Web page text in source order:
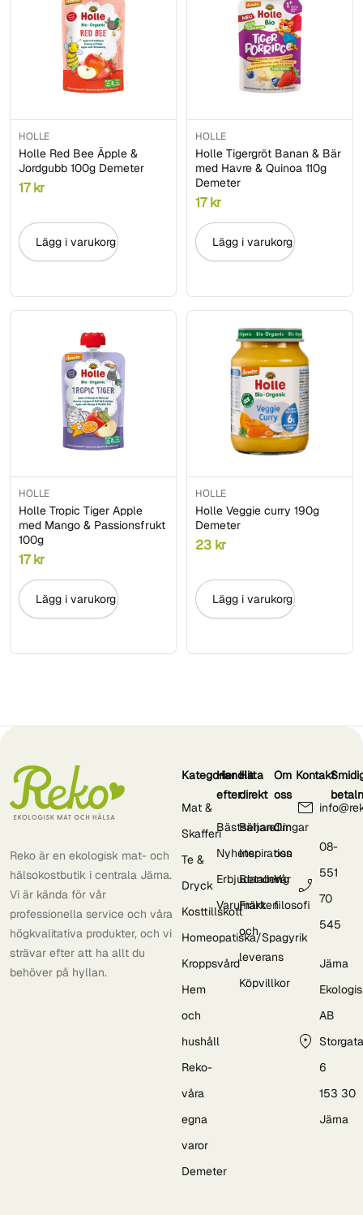
HOLLE
Holle Red Bee Äpple &
Jordgubb 100g Demeter
17kr
Lägg i varukorg
HOLLE
Holle Tigergröt Banan & Bär
med Havre & Quinoa 110g
Demeter
17kr
Lägg i varukorg
HOLLE
Holle Tropic Tiger Apple
med Mango & Passionsfrukt
100g
17kr
Lägg i varukorg
HOLLE
Holle Veggie curry 190g
Demeter
23 kr
Lägg i varukorg
Reko är en ekologisk mat- och
hälsokostbutik i centrala Järna.
Vi är kända för vår
professionella service och våra
högkvalitativa produkter, och vi
strävar efter att ha allt du
behöver på hyllan.
Kategorier
Mat &
Skafferi
Te &
Dryck
Kosttillskott
Homeopatiska/Spagyrik
Kroppsvård
Hem
och
hushåll
Reko-
våra
egna
varor
Demeter
Handla
efter
Bästsäljare
Nyheter
Erbjudanden
Varumärken
Hitta
direkt
Behandlingar
Inspiration
Betalning
Frakt
och
leverans
Köpvillkor
Om
oss
Om
oss
Vår
filosofi
Kontakt
08-
551
70
545
Järna
AB
6
153 30
Järna